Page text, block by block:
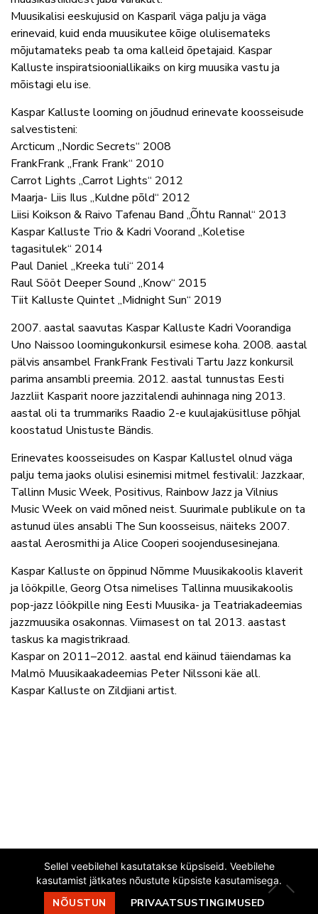
Muusikalisi eeskujusid on Kasparil väga palju ja väga
erinevaid, kuid enda muusikutee kõige olulisemateks
mõjutamateks peab ta oma kalleid õpetajaid. Kaspar
Kalluste inspiratsiooniallikaiks on kirg muusika vastu ja
mõistagi elu ise.
Kaspar Kalluste looming on jõudnud erinevate koosseisude
salvestisteni:
Arcticum „Nordic Secrets“ 2008
FrankFrank „Frank Frank“ 2010
Carrot Lights „Carrot Lights“ 2012
Maarja- Liis Ilus „Kuldne põld“ 2012
Liisi Koikson & Raivo Tafenau Band „Õhtu Rannal“ 2013
Kaspar Kalluste Trio & Kadri Voorand „Koletise
tagasitulek“ 2014
Paul Daniel „Kreeka tuli“ 2014
Raul Sööt Deeper Sound „Know“ 2015
Tiit Kalluste Quintet „Midnight Sun“ 2019
2007. aastal saavutas Kaspar Kalluste Kadri Voorandiga
Uno Naissoo loomingukonkursil esimese koha. 2008. aastal
pälvis ansambel FrankFrank Festivali Tartu Jazz konkursil
parima ansambli preemia. 2012. aastal tunnustas Eesti
Jazzliit Kasparit noore jazzitalendi auhinnaga ning 2013.
aastal oli ta trummariks Raadio 2-e kuulajaküsitluse põhjal
koostatud Unistuste Bändis.
Erinevates koosseisudes on Kaspar Kallustel olnud väga
palju tema jaoks olulisi esinemisi mitmel festivalil: Jazzkaar,
Tallinn Music Week, Positivus, Rainbow Jazz ja Vilnius
Music Week on vaid mõned neist. Suurimale publikule on ta
astunud üles ansabli The Sun koosseisus, näiteks 2007.
aastal Aerosmithi ja Alice Cooperi soojendusesinejana.
Kaspar Kalluste on õppinud Nõmme Muusikakoolis klaverit
ja löökpille, Georg Otsa nimelises Tallinna muusikakoolis
pop-jazz löökpille ning Eesti Muusika- ja Teatriakadeemias
jazzmuusika osakonnas. Viimasest on tal 2013. aastast
taskus ka magistrikraad.
Kaspar on 2011–2012. aastal end käinud täiendamas ka
Malmö Muusikaakadeemias Peter Nilssoni käe all.
Kaspar Kalluste on Zildjiani artist.
EESTI JAZZLIIT
Sellel veebilehel kasutatakse küpsiseid. Veebilehe
kasutamist jätkates nõustute küpsiste kasutamisega.
NÕUSTUN PRIVAATSUSTINGIMUSED